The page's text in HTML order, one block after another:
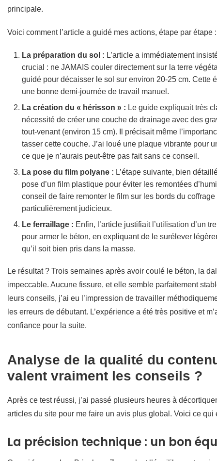
principale.
Voici comment l’article a guidé mes actions, étape par étape :
La préparation du sol : L’article a immédiatement
crucial : ne JAMAIS couler directement sur la terre
guidé pour décaisser le sol sur environ 20-25 cm. Cette
une bonne demi-journée de travail manuel.
La création du « hérisson » : Le guide expliquait très
nécessité de créer une couche de drainage avec des
tout-venant (environ 15 cm). Il précisait même
tasser cette couche. J’ai loué une plaque vibrante pour
ce que je n’aurais peut-être pas fait sans ce conseil.
La pose du film polyane : L’étape suivante, bien
pose d’un film plastique pour éviter les remontées
conseil de faire remonter le film sur les bords du coffrage
particulièrement judicieux.
Le ferraillage : Enfin, l’article justifiait l’utilisation d’un
pour armer le béton, en expliquant de le surélever
qu’il soit bien pris dans la masse.
Le résultat ? Trois semaines après avoir coulé le béton, la
impeccable. Aucune fissure, et elle semble parfaitement
leurs conseils, j’ai eu l’impression de travailler
les erreurs de débutant. L’expérience a été très positive et
confiance pour la suite.
Analyse de la qualité du
valent vraiment les conseils ?
Après ce test réussi, j’ai passé plusieurs heures à
articles du site pour me faire un avis plus global. Voici ce qui
La précision technique : un bon